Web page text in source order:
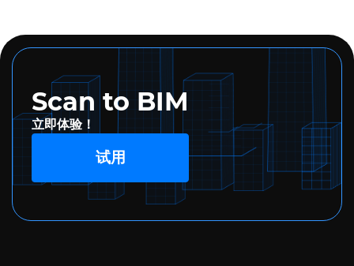
Scan to BIM
立即体验！
试用